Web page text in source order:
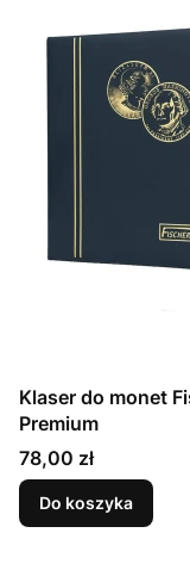
Klaser do monet
Premium
Cena
78,00 zł
Do koszyka